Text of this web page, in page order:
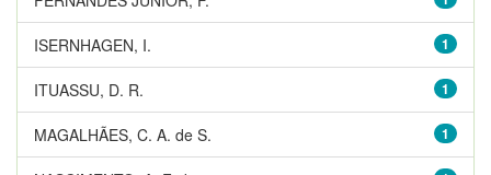
1
ISERNHAGEN, I.
1
ITUASSU, D. R.
1
MAGALHÃES, C. A. de S.